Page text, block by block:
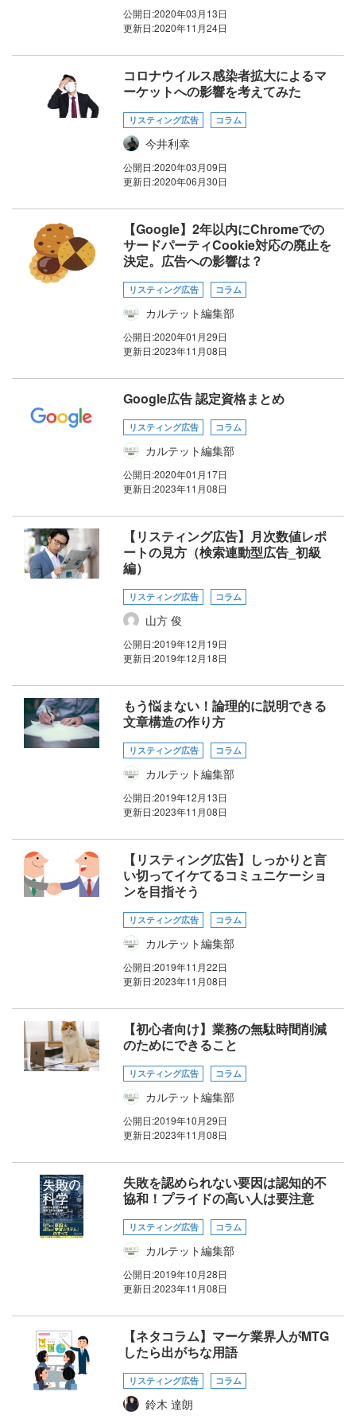
公開日:2020年03月13日
更新日:2020年11月24日
コロナウイルス感染者拡大によるマ
ーケットへの影響を考えてみた
リスティング広告 コラム
今井利幸
公開日:2020年03月09日
更新日:2020年06月30日
【Google】2年以内にChromeでの
サードパーティCookie対応の廃止を
決定。広告への影響は？
リスティング広告 コラム
カルテット編集部
公開日:2020年01月29日
更新日:2023年11月08日
Google広告 認定資格まとめ
リスティング広告 コラム
カルテット編集部
公開日:2020年01月17日
更新日:2023年11月08日
【リスティング広告】月次数値レポ
ートの見方（検索連動型広告_初級
編）
リスティング広告 コラム
山方 俊
公開日:2019年12月19日
更新日:2019年12月18日
もう悩まない！論理的に説明できる
文章構造の作り方
リスティング広告 コラム
カルテット編集部
公開日:2019年12月13日
更新日:2023年11月08日
【リスティング広告】しっかりと言
い切ってイケてるコミュニケーショ
ンを目指そう
リスティング広告 コラム
カルテット編集部
公開日:2019年11月22日
更新日:2023年11月08日
【初心者向け】業務の無駄時間削減
のためにできること
リスティング広告 コラム
カルテット編集部
公開日:2019年10月29日
更新日:2023年11月08日
失敗を認められない要因は認知的不
協和！プライドの高い人は要注意
リスティング広告 コラム
カルテット編集部
公開日:2019年10月28日
更新日:2023年11月08日
【ネタコラム】マーケ業界人がMTG
したら出がちな用語
リスティング広告 コラム
鈴木 達朗